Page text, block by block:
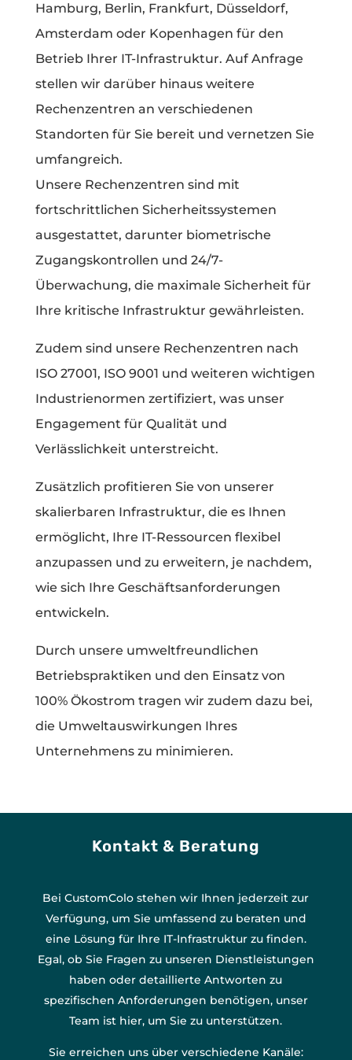
Hamburg, Berlin, Frankfurt, Düsseldorf,
Amsterdam oder Kopenhagen für den
Betrieb Ihrer IT-Infrastruktur. Auf Anfrage
stellen wir darüber hinaus weitere
Rechenzentren an verschiedenen
Standorten für Sie bereit und vernetzen Sie
umfangreich.
Unsere Rechenzentren sind mit
fortschrittlichen Sicherheitssystemen
ausgestattet, darunter biometrische
Zugangskontrollen und 24/7-
Überwachung, die maximale Sicherheit für
Ihre kritische Infrastruktur gewährleisten.
Zudem sind unsere Rechenzentren nach
ISO 27001, ISO 9001 und weiteren wichtigen
Industrienormen zertifiziert, was unser
Engagement für Qualität und
Verlässlichkeit unterstreicht.
Zusätzlich profitieren Sie von unserer
skalierbaren Infrastruktur, die es Ihnen
ermöglicht, Ihre IT-Ressourcen flexibel
anzupassen und zu erweitern, je nachdem,
wie sich Ihre Geschäftsanforderungen
entwickeln.
Durch unsere umweltfreundlichen
Betriebspraktiken und den Einsatz von
100% Ökostrom tragen wir zudem dazu bei,
die Umweltauswirkungen Ihres
Unternehmens zu minimieren.
Kontakt & Beratung
Bei CustomColo stehen wir Ihnen jederzeit zur
Verfügung, um Sie umfassend zu beraten und
eine Lösung für Ihre IT-Infrastruktur zu finden.
Egal, ob Sie Fragen zu unseren Dienstleistungen
haben oder detaillierte Antworten zu
spezifischen Anforderungen benötigen, unser
Team ist hier, um Sie zu unterstützen.
Sie erreichen uns über verschiedene Kanäle: